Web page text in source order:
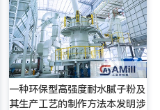
一种环保型高强度耐水腻子粉及
其生产工艺的制作方法本发明涉